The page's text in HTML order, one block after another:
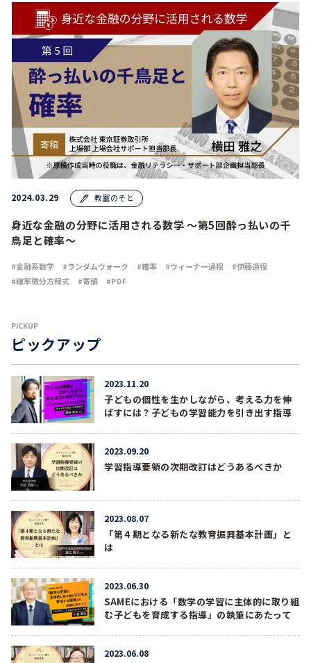
2024.03.29 教室のそと
身近な金融の分野に活用される数学 ～第5回酔っ払いの千
鳥足と確率～
金融系数学 ランダムウォーク 確率 ウィーナー過程
伊藤過程
確率微分方程式
寄稿 PDF
PICKUP
ピックアップ
2023.11.20
子どもの個性を生かしながら、考える力を伸
ばすには？子どもの学習能力を引き出す指導
2023.09.20
学習指導要領の次期改訂はどうあるべきか
2023.08.07
「第４期となる新たな教育振興基本計画」と
は
2023.06.30
SAMEにおける「数学の学習に主体的に取り組
む子どもを育成する指導」の執筆にあたって
2023.06.08